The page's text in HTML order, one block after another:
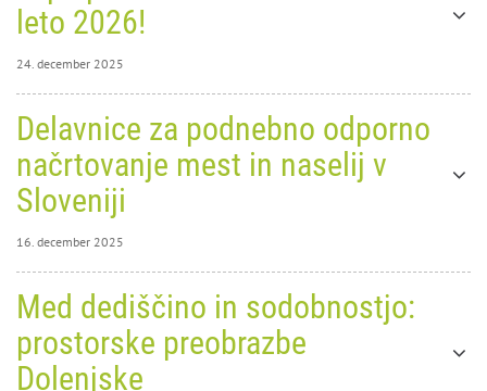
leto 2026!
24. december 2025
0
Lepe
praznike in srečno novo leto
Delavnice za podnebno odporno
načrtovanje mest in naselij v
Sloveniji
16. december 2025
16. december 2025
0
Med dediščino in sodobnostjo:
prostorske preobrazbe
Dolenjske